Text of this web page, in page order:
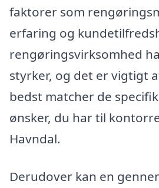
faktorer som
erfaring og
rengøringsvirksomhed
styrker, og det er vigtigt
bedst matcher de
ønsker, du har til
Havndal.
Derudover kan en